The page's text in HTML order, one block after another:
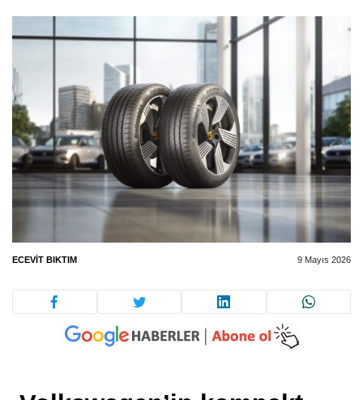
ECEVIT BIKTIM 9 Mayıs 2026